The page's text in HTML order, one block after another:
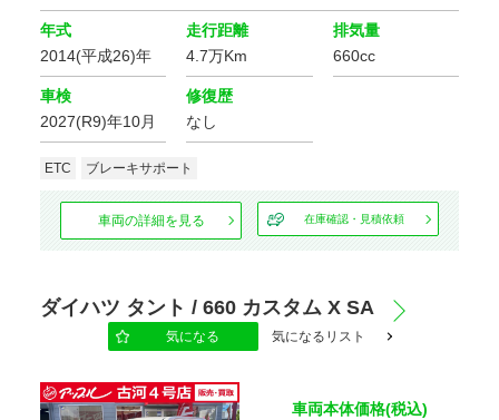
年式
2014(平成26)年
走行距離
4.7万Km
排気量
660cc
車検
2027(R9)年10月
修復歴
なし
ETC ブレーキサポート
車両の詳細を見る 在庫確認・見積依頼
ダイハツ タント / 660 カスタム X SA
気になる 気になるリスト
車両本体価格(税込)